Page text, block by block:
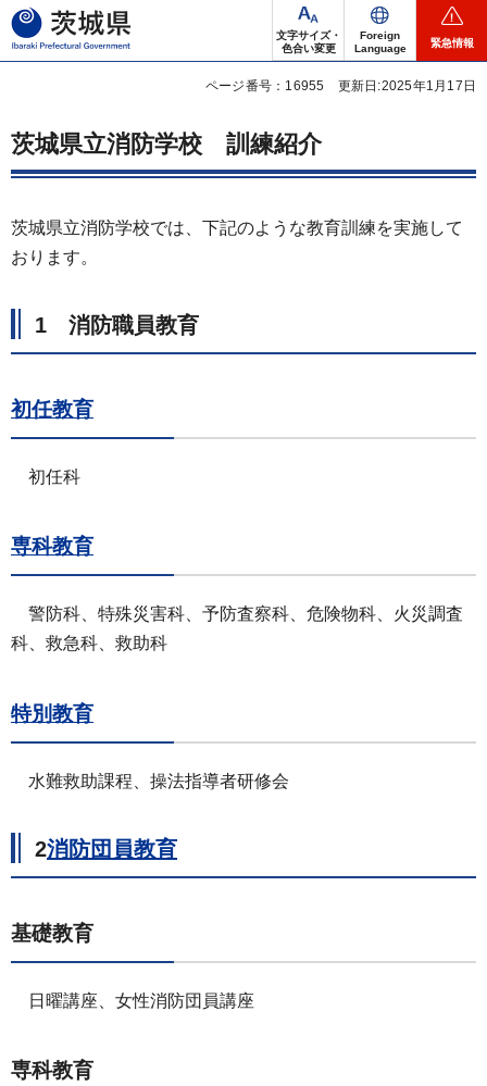
茨城県
文字サイズ・
色合い変更
Foreign
Language
緊急情報
ページ番号：16955 更新日:2025年1月17日
茨城県立消防学校 訓練紹介
茨城県立消防学校では、下記のような教育訓練を実施して
おります。
1 消防職員教育
初任教育
初任科
専科教育
警防科、特殊災害科、予防査察科、危険物科、火災調査
科、救急科、救助科
特別教育
水難救助課程、操法指導者研修会
2消防団員教育
基礎教育
日曜講座、女性消防団員講座
専科教育